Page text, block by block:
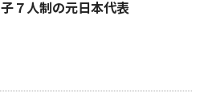
７人制の元日本代表